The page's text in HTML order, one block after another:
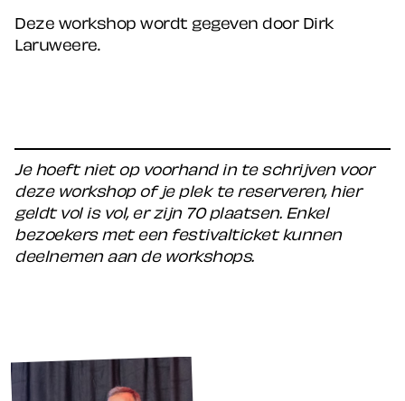
Deze workshop wordt gegeven door Dirk
Laruweere.
Je hoeft niet op voorhand in te schrijven voor
deze workshop of je plek te reserveren, hier
geldt vol is vol, er zijn 70 plaatsen. Enkel
bezoekers met een festivalticket kunnen
deelnemen aan de workshops.